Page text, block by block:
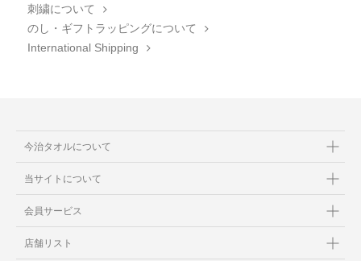
刺繍について
のし・ギフトラッピングについて
International Shipping
今治タオルについて
当サイトについて
会員サービス
店舗リスト